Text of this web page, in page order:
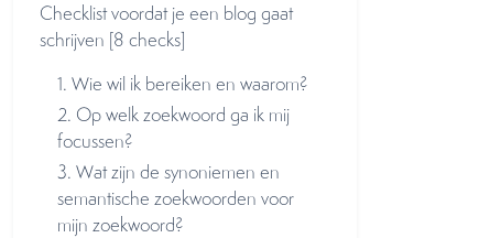
Checklist voordat je een blog gaat
schrijven [8 checks]
1. Wie wil ik bereiken en waarom?
2. Op welk zoekwoord ga ik mij
focussen?
3. Wat zijn de synoniemen en
semantische zoekwoorden voor
mijn zoekwoord?